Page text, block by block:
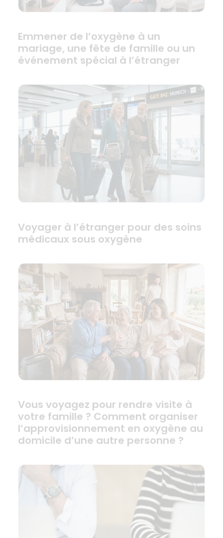
Emmener de l’oxygène à un
mariage, une fête de famille ou un
événement spécial à l’étranger
Voyager à l’étranger pour des soins
médicaux sous oxygène
Vous voyagez pour rendre visite à
votre famille ? Comment organiser
l’approvisionnement en oxygène au
domicile d’une autre personne ?